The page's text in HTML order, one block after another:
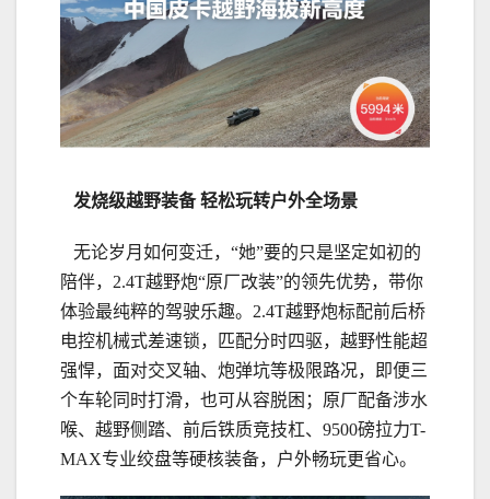
发烧级越野装备轻松玩转户外全场景
无论岁月如何变迁，“她”要的只是坚定如初的
陪伴，2.4T越野炮“原厂改装”的领先优势，带你
体验最纯粹的驾驶乐趣。2.4T越野炮标配前后桥
电控机械式差速锁，匹配分时四驱，越野性能超
强悍，面对交叉轴、炮弹坑等极限路况，即便三
个车轮同时打滑，也可从容脱困；原厂配备涉水
喉、越野侧踏、前后铁质竞技杠、9500磅拉力T-
MAX专业绞盘等硬核装备，户外畅玩更省心。